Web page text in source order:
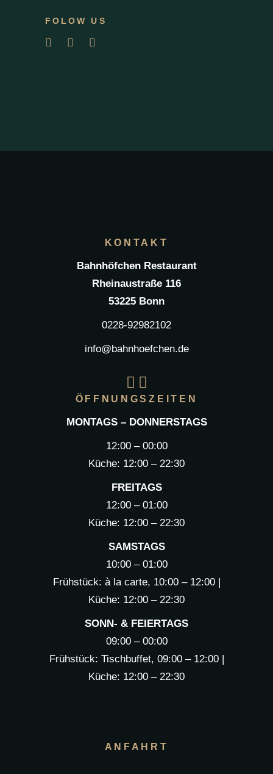
FOLOW US
KONTAKT
Bahnhöfchen Restaurant
Rheinaustraße 116
53225 Bonn
0228-92982102
info@bahnhoefchen.de
ÖFFNUNGSZEITEN
MONTAGS – DONNERSTAGS
12:00 – 00:00
Küche: 12:00 – 22:30
FREITAGS
12:00 – 01:00
Küche: 12:00 – 22:30
SAMSTAGS
10:00 – 01:00
Frühstück: à la carte, 10:00 – 12:00 |
Küche: 12:00 – 22:30
SONN- & FEIERTAGS
09:00 – 00:00
Frühstück: Tischbuffet, 09:00 – 12:00 |
Küche: 12:00 – 22:30
ANFAHRT